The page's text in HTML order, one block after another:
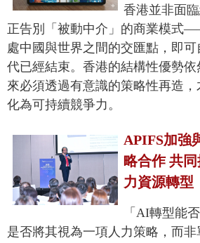
香港並非面
正告別「被動中介」的商業模式
處中國與世界之間的交匯點，即
代已經結束。香港的結構性優勢
來必須透過有意識的策略性再造
化為可持續競爭力。
APIFS加強
略合作 共
力資源轉型
「AI轉型能
是否將其視為一項人力策略，而